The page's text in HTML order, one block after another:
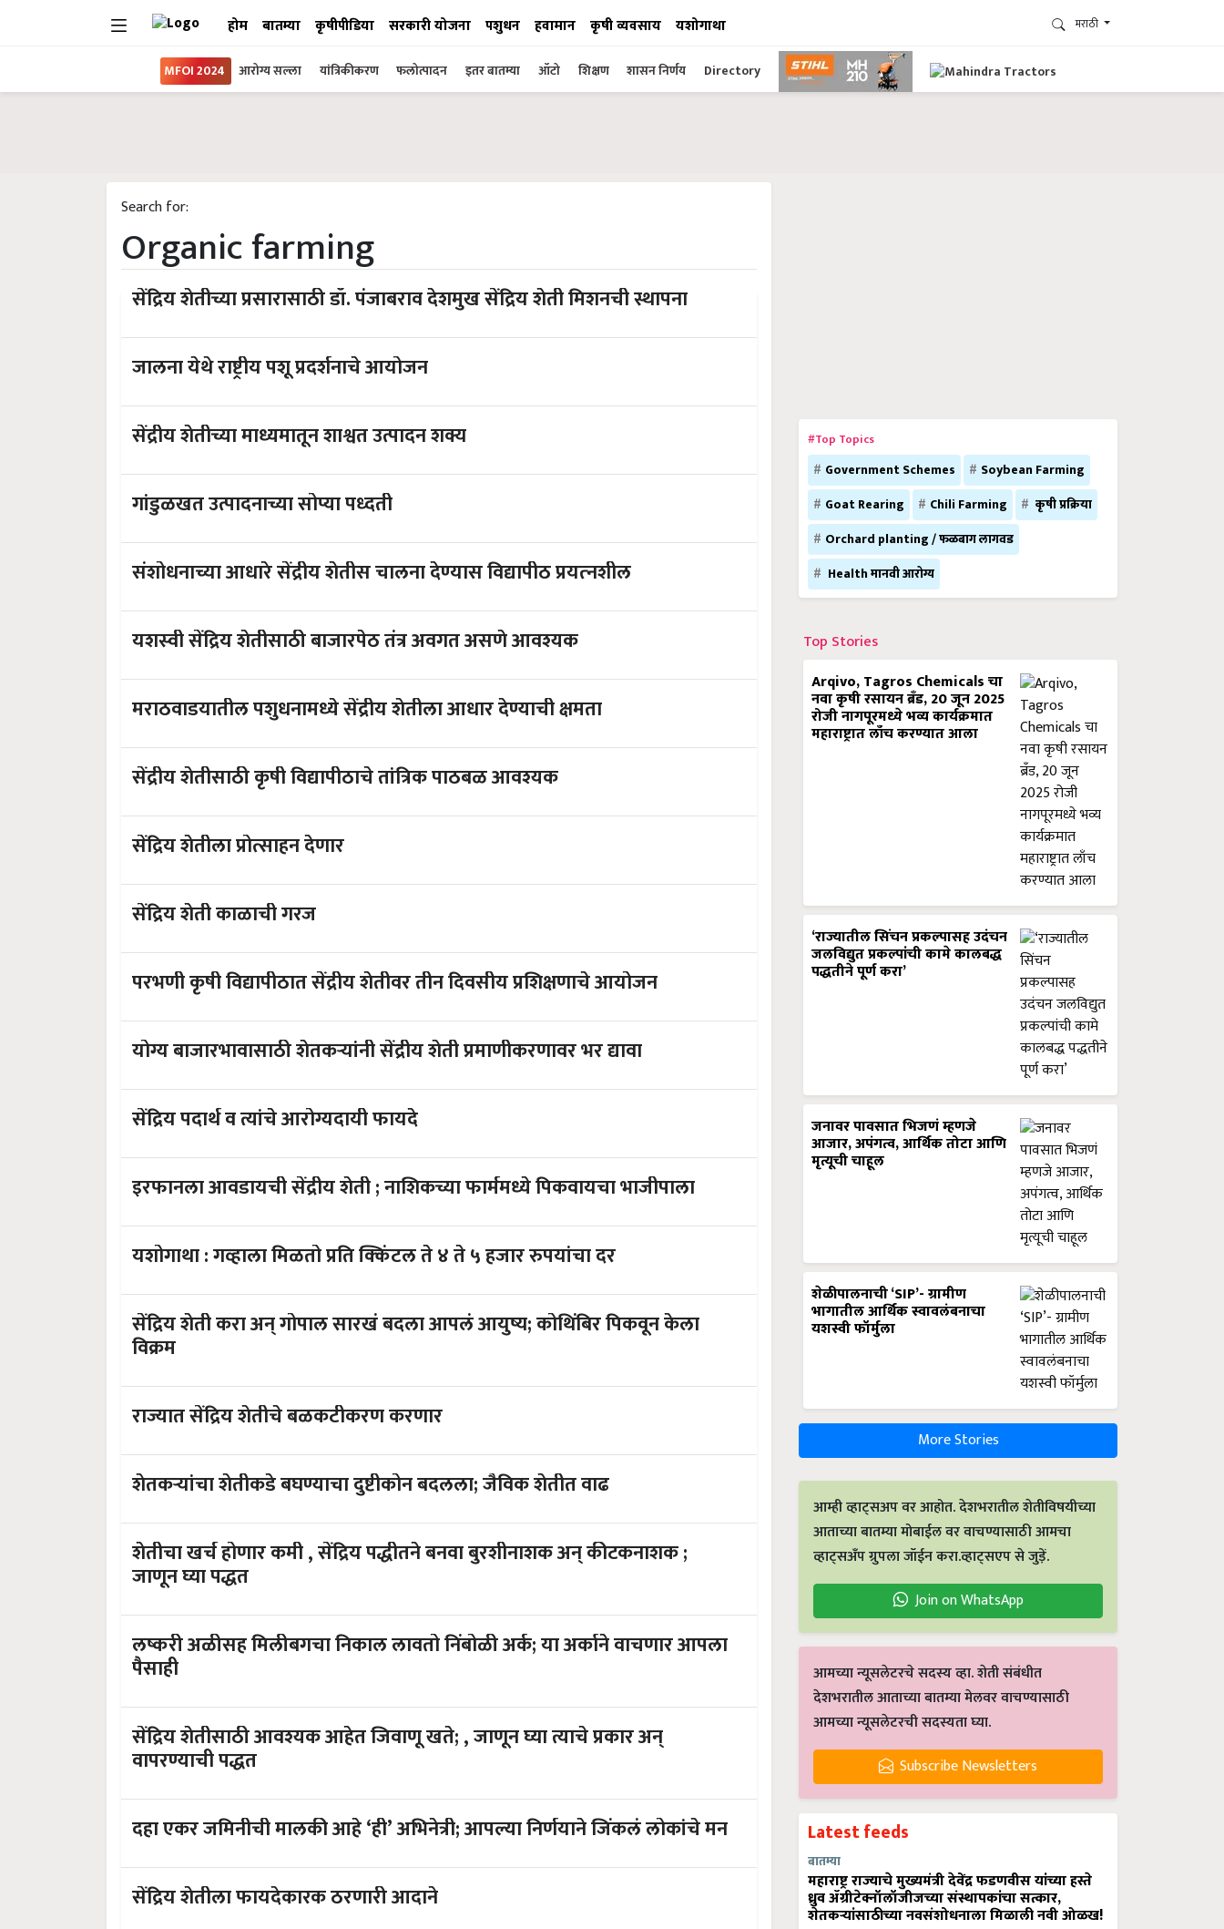
होम बातम्या कृषीपीडिया सरकारी योजना पशुधन हवामान कृषी व्यवसाय यशोगाथा मराठी
MFOI 2024 आरोग्य सल्ला यांत्रिकीकरण फलोत्पादन इतर बातम्या ऑटो शिक्षण शासन निर्णय Directory
Search for:
Organic farming
सेंद्रिय शेतीच्या प्रसारासाठी डॉ. पंजाबराव देशमुख सेंद्रिय शेती मिशनची स्थापना
जालना येथे राष्ट्रीय पशू प्रदर्शनाचे आयोजन
सेंद्रीय शेतीच्या माध्यमातून शाश्वत उत्पादन शक्य
गांडुळखत उत्पादनाच्या सोप्या पध्दती
संशोधनाच्‍या आधारे सेंद्रीय शेतीस चालना देण्‍यास विद्यापीठ प्रयत्‍नशील
यशस्‍वी सेंद्रिय शेतीसाठी बाजारपेठ तंत्र अवगत असणे आवश्यक
मराठवाडयातील पशुधनामध्ये सेंद्रीय शेतीला आधार देण्याची क्षमता
सेंद्रीय शेतीसाठी कृषी विद्यापीठाचे तांत्रिक पाठबळ आवश्यक
सेंद्रिय शेतीला प्रोत्साहन देणार
सेंद्रिय शेती काळाची गरज
परभणी कृषी विद्यापीठात सेंद्रीय शेतीवर तीन दिवसीय प्रशिक्षणाचे आयोजन
योग्य बाजारभावासाठी शेतकऱ्यांनी सेंद्रीय शेती प्रमाणीकरणावर भर द्यावा
सेंद्रिय पदार्थ व त्यांचे आरोग्यदायी फायदे
इरफानला आवडायची सेंद्रीय शेती ; नाशिकच्या फार्ममध्ये पिकवायचा भाजीपाला
यशोगाथा : गव्हाला मिळतो प्रति क्किंटल ते ४ ते ५ हजार रुपयांचा दर
सेंद्रिय शेती करा अन् गोपाल सारखं बदला आपलं आयुष्य; कोथिंबिर पिकवून केला
विक्रम
राज्यात सेंद्रिय शेतीचे बळकटीकरण करणार
शेतकऱ्यांचा शेतीकडे बघण्याचा दुष्टीकोन बदलला; जैविक शेतीत वाढ
शेतीचा खर्च होणार कमी , सेंद्रिय पद्धीतने बनवा बुरशीनाशक अन् कीटकनाशक ;
जाणून घ्या पद्धत
लष्करी अळीसह मिलीबगचा निकाल लावतो निंबोळी अर्क; या अर्काने वाचणार आपला
पैसाही
सेंद्रिय शेतीसाठी आवश्यक आहेत जिवाणू खते; , जाणून घ्या त्याचे प्रकार अन्
वापरण्याची पद्धत
दहा एकर जमिनीची मालकी आहे ‘ही’ अभिनेत्री; आपल्या निर्णयाने जिंकलं लोकांचे मन
सेंद्रिय शेतीला फायदेकारक ठरणारी आदाने
#Top Topics
Government Schemes
Soybean Farming
Goat Rearing
Chili Farming
कृषी प्रक्रिया
Orchard planting / फळबाग लागवड
Health मानवी आरोग्य
Top Stories
Arqivo, Tagros Chemicals चा
नवा कृषी रसायन ब्रँड, 20 जून 2025
रोजी नागपूरमध्ये भव्य कार्यक्रमात
महाराष्ट्रात लाँच करण्यात आला
‘राज्यातील सिंचन प्रकल्पासह उदंचन
जलविद्युत प्रकल्पांची कामे कालबद्ध
पद्धतीने पूर्ण करा’
जनावर पावसात भिजणं म्हणजे
आजार, अपंगत्व, आर्थिक तोटा आणि
मृत्यूची चाहूल
शेळीपालनाची ‘SIP’- ग्रामीण
भागातील आर्थिक स्वावलंबनाचा
यशस्वी फॉर्मुला
More Stories
आम्ही व्हाट्सअप वर आहोत. देशभरातील शेतीविषयीच्या
आताच्या बातम्या मोबाईल वर वाचण्यासाठी आमचा
व्हाट्सअँप ग्रुपला जॉईन करा.व्हाट्सएप से जुड़ें.
Join on WhatsApp
आमच्या न्यूसलेटरचे सदस्य व्हा. शेती संबंधीत
देशभरातील आताच्या बातम्या मेलवर वाचण्यासाठी
आमच्या न्यूसलेटरची सदस्यता घ्या.
Subscribe Newsletters
Latest feeds
बातम्या
महाराष्ट्र राज्याचे मुख्यमंत्री देवेंद्र फडणवीस यांच्या हस्ते
ध्रुव ॲग्रीटेक्नॉलॉजीजच्या संस्थापकांचा सत्कार,
शेतकऱ्यांसाठीच्या नवसंशोधनाला मिळाली नवी ओळख!